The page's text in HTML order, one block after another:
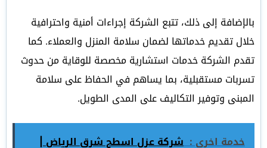
بالإضافة إلى ذلك، تتبع الشركة إجراءات أمنية واحترافية
خلال تقديم خدماتها لضمان سلامة المنزل والعملاء. كما
تقدم الشركة خدمات استشارية مخصصة للوقاية من حدوث
تسربات مستقبلية، بما يساهم في الحفاظ على سلامة
المبنى وتوفير التكاليف على المدى الطويل.
خدمة اخري : شركة عزل اسطح شرق الرياض |